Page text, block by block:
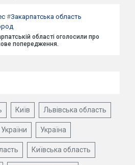
#Закарпатська область
області оголосили про
попередження.
Київ Львівська область
Україна
Київська область